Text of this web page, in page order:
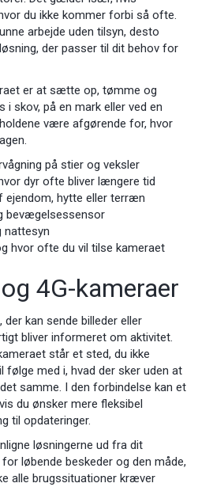
du ikke kommer forbi så ofte.
arbejde uden tilsyn, desto
der passer til dit behov for
er at sætte op, tømme og
i skov, på en mark eller ved en
være afgørende for, hvor
på stier og veksler
dyr ofte bliver længere tid
ejendom, hytte eller terræn
bevægelsessensor
nattesyn
hvor ofte du vil tilse kameraet
4G-kameraer
kan sende billeder eller
bliver informeret om aktivitet.
står et sted, du ikke
følge med i, hvad der sker uden at
samme. I den forbindelse kan et
du ønsker mere fleksibel
til opdateringer.
løsningerne ud fra dit
løbende beskeder og den måde,
alle brugssituationer kræver